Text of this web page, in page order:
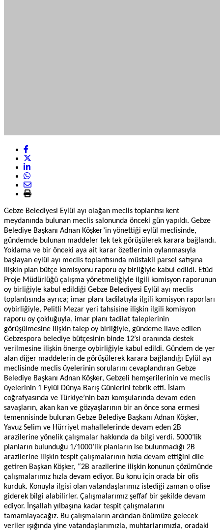
Gebze Belediyesi Eylül ayı olağan meclis toplantısı kent
meydanında bulunan meclis salonunda önceki gün yapıldı. Gebze
Belediye Başkanı Adnan Köşker’in yönettiği eylül meclisinde,
gündemde bulunan maddeler tek tek görüşülerek karara bağlandı.
Yoklama ve bir önceki aya ait karar özetlerinin oylanmasıyla
başlayan eylül ayı meclis toplantısında müstakil parsel satışına
ilişkin plan bütçe komisyonu raporu oy birliğiyle kabul edildi. Etüd
Proje Müdürlüğü çalışma yönetmeliğiyle ilgili komisyon raporunun
oy birliğiyle kabul edildiği Gebze Belediyesi Eylül ayı meclis
toplantısında ayrıca; imar planı tadilatıyla ilgili komisyon raporları
oybirliğiyle, Pelitli Mezar yeri tahsisine ilişkin ilgili komisyon
raporu oy çokluğuyla, imar planı tadilat taleplerinin
görüşülmesine ilişkin talep oy birliğiyle, gündeme ilave edilen
Gebzespora belediye bütçesinin binde 12’si oranında destek
verilmesine ilişkin önerge oybirliğiyle kabul edildi. Gündem de yer
alan diğer maddelerin de görüşülerek karara bağlandığı Eylül ayı
meclisinde meclis üyelerinin sorularını cevaplandıran Gebze
Belediye Başkanı Adnan Köşker, Gebzeli hemşerilerinin ve meclis
üyelerinin 1 Eylül Dünya Barış Günlerini tebrik etti. İslam
coğrafyasında ve Türkiye’nin bazı komşularında devam eden
savaşların, akan kan ve gözyaşlarının bir an önce sona ermesi
temennisinde bulunan Gebze Belediye Başkanı Adnan Köşker,
Yavuz Selim ve Hürriyet mahallelerinde devam eden 2B
arazilerine yönelik çalışmalar hakkında da bilgi verdi. 5000’lik
planların bulunduğu 1/1000’lik planların ise bulunmadığı 2B
arazilerine ilişkin tespit çalışmalarının hızla devam ettiğini dile
getiren Başkan Köşker, “2B arazilerine ilişkin konunun çözümünde
çalışmalarımız hızla devam ediyor. Bu konu için orada bir ofis
kurduk. Konuyla ilgisi olan vatandaşlarımız istediği zaman o ofise
giderek bilgi alabilirler. Çalışmalarımız şeffaf bir şekilde devam
ediyor. İnşallah yılbaşına kadar tespit çalışmalarını
tamamlayacağız. Bu çalışmaların ardından önümüze gelecek
veriler ışığında yine vatandaşlarımızla, muhtarlarımızla, oradaki